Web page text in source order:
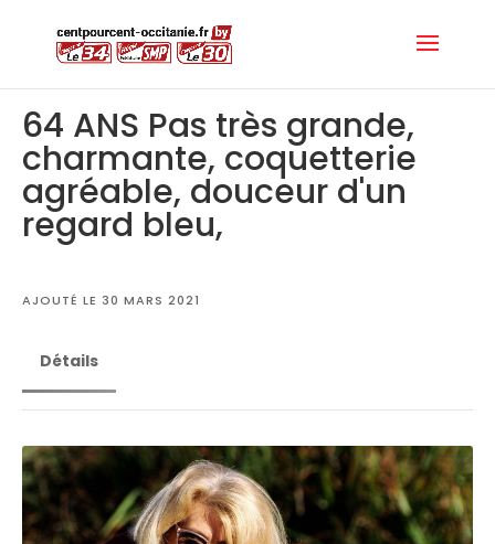
64 ANS Pas très grande,
charmante, coquetterie
agréable, douceur d'un
regard bleu,
AJOUTÉ LE 30 MARS 2021
Détails